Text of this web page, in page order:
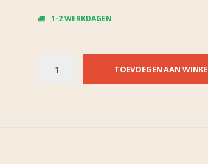
1-2 WERKDAGEN
TOEVOEGEN AAN